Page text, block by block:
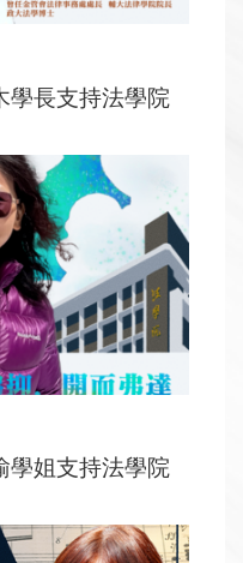
學長支持法學院
學姐支持法學院